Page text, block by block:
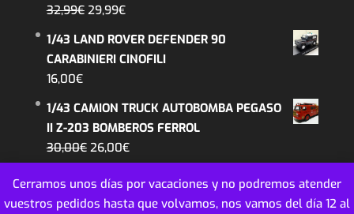
Cerramos unos días por vacaciones y no podremos atender
vuestros pedidos hasta que volvamos, nos vamos del día 12 al
32,99€ El
29,99€El
1/43 LAND ROVER DEFENDER 90
CARABINIERI CINOFILI
16,00€
1/43 CAMION TRUCK AUTOBOMBA PEGASO
II Z-203 BOMBEROS FERROL
30,00€ El
precio
original
era:
26,00€El
precio
actual
es: